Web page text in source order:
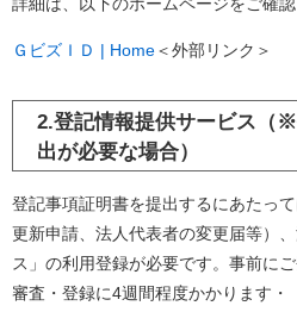
ＧビズＩＤ | Home＜外部リンク＞
2.登記情報提供サービス（
出が必要な場合）
登記事項証明書を提出するにあたっ
更新申請、法人代表者の変更届等）
ス」の利用登録が必要です。事前にご
​審査・登録に4週間程度かかります・